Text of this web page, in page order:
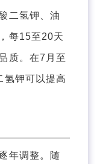
二氢钾、油
每15至20天
质。在7月至
氢钾可以提高
年调整。随